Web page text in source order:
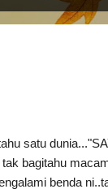
satu
bagitahu
benda